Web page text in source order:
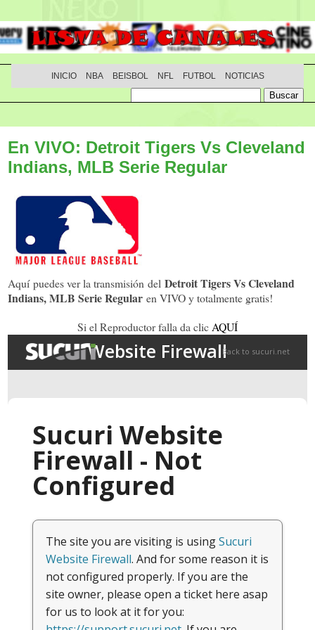
INICIO NBA BEISBOL NFL FUTBOL NOTICIAS
En VIVO: Detroit Tigers Vs Cleveland
Indians, MLB Serie Regular
Aquí puedes ver la transmisión del Detroit Tigers Vs Cleveland
Indians, MLB Serie Regular en VIVO y totalmente gratis!
Si el Reproductor falla da clic AQUÍ